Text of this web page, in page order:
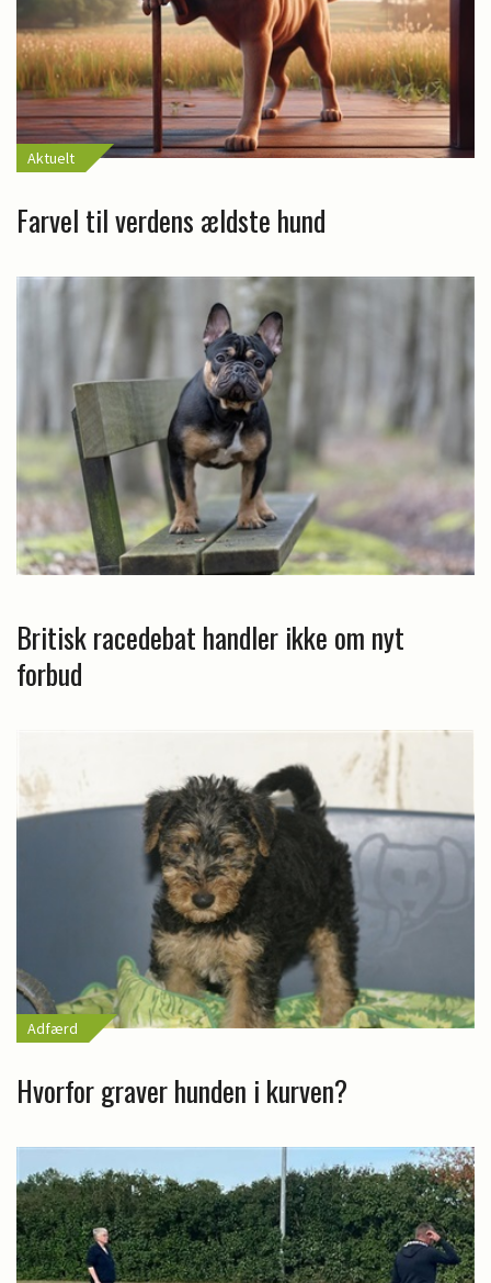
Aktuelt
Farvel til verdens ældste hund
Britisk racedebat handler ikke om nyt
forbud
Adfærd
Hvorfor graver hunden i kurven?